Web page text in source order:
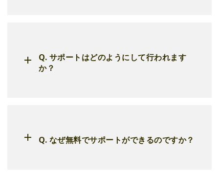
Q. サポートはどのようにして行われます
か？
Q. なぜ無料でサポートができるのですか？